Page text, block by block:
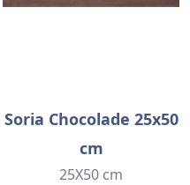
Soria Chocolade 25x50
cm
25X50 cm